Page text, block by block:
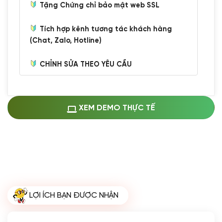
Tặng Chứng chỉ bảo mật web SSL
Tích hợp kênh tương tác khách hàng
(Chat, Zalo, Hotline)
CHỈNH SỬA THEO YÊU CẦU
Thay logo + thông tin doanh nghiệp
(+100.000 VND)
(+200.000 VND)
XEM DEMO THỰC TẾ
LỢI ÍCH BẠN ĐƯỢC NHẬN